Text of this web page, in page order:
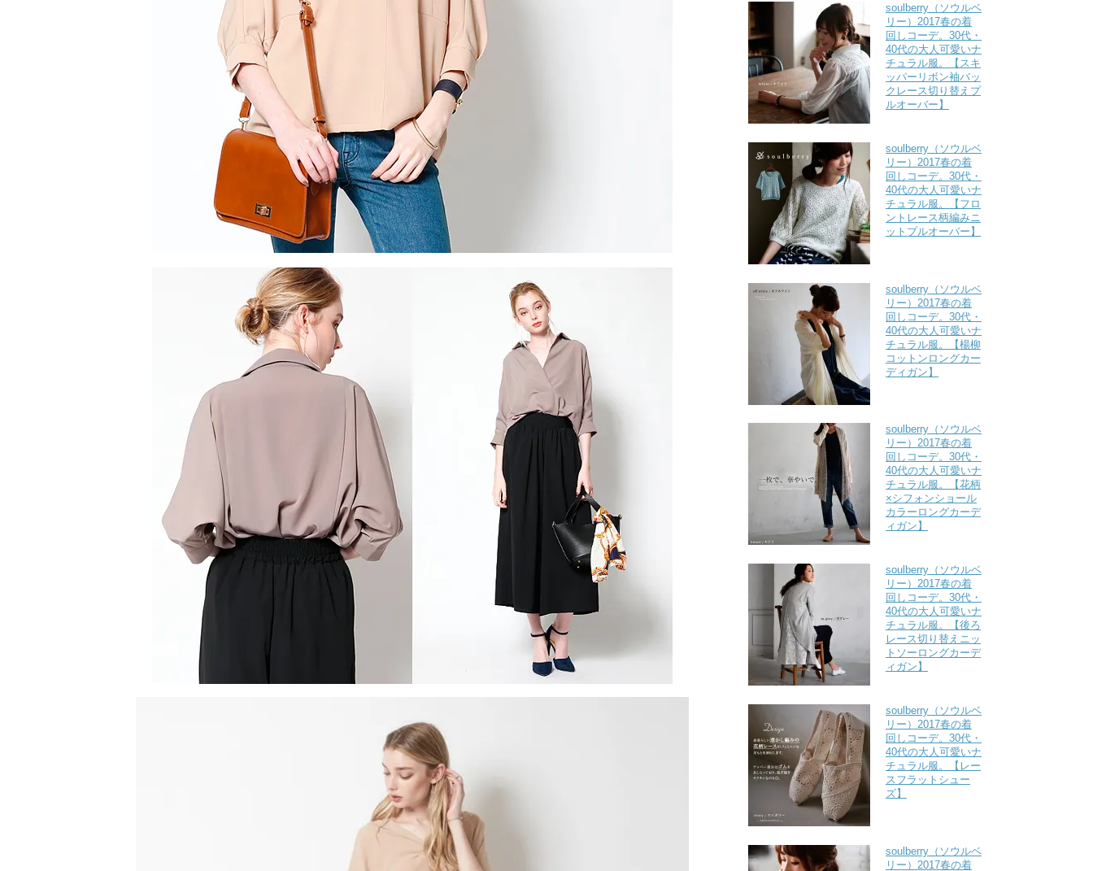
soulberry（ソウルベ
リー）2017春の着
回しコーデ。30代・
40代の大人可愛いナ
チュラル服。【スキ
ッパーリボン袖バッ
クレース切り替えプ
ルオーバー】
soulberry（ソウルベ
リー）2017春の着
回しコーデ。30代・
40代の大人可愛いナ
チュラル服。【フロ
ントレース柄編みニ
ットプルオーバー】
soulberry（ソウルベ
リー）2017春の着
回しコーデ。30代・
40代の大人可愛いナ
チュラル服。【楊柳
コットンロングカー
ディガン】
soulberry（ソウルベ
リー）2017春の着
回しコーデ。30代・
40代の大人可愛いナ
チュラル服。【花柄
×シフォンショール
カラーロングカーデ
ィガン】
soulberry（ソウルベ
リー）2017春の着
回しコーデ。30代・
40代の大人可愛いナ
チュラル服。【後ろ
レース切り替えニッ
トソーロングカーデ
ィガン】
soulberry（ソウルベ
リー）2017春の着
回しコーデ。30代・
40代の大人可愛いナ
チュラル服。【レー
スフラットシュー
ズ】
soulberry（ソウルベ
リー）2017春の着